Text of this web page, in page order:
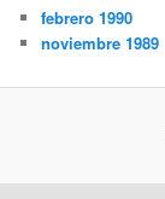
febrero 1990
noviembre 1989